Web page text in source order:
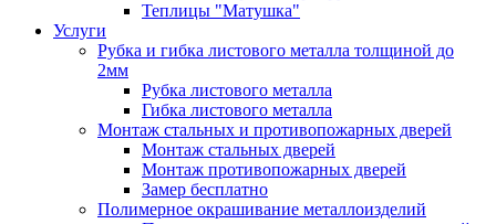
Теплицы "Матушка"
Услуги
Рубка и гибка листового металла толщиной до
2мм
Рубка листового металла
Гибка листового металла
Монтаж стальных и противопожарных дверей
Монтаж стальных дверей
Монтаж противопожарных дверей
Замер бесплатно
Полимерное окрашивание металлоизделий